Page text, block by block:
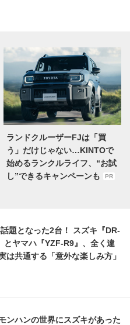
ランドクルーザーFJは「買
う」だけじゃない…KINTOで
始めるランクルライフ、“お試
し”できるキャンペーンも
PR
題となった2台！ スズキ『DR-
とヤマハ『YZF-R9』、全く違
は共通する「意外な楽しみ方」
モンハンの世界にスズキがあった